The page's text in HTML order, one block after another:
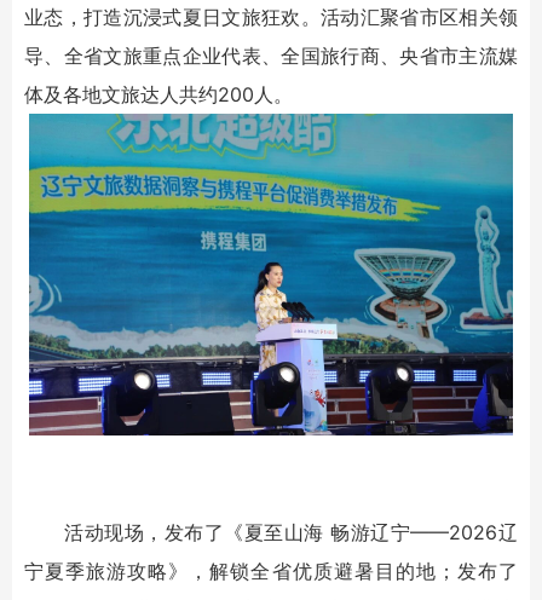
业态，打造沉浸式夏日文旅狂欢。活动汇聚省市区相关领
导、全省文旅重点企业代表、全国旅行商、央省市主流媒
体及各地文旅达人共约200人。
活动现场，发布了《夏至山海 畅游辽宁——2026辽
宁夏季旅游攻略》，解锁全省优质避暑目的地；发布了